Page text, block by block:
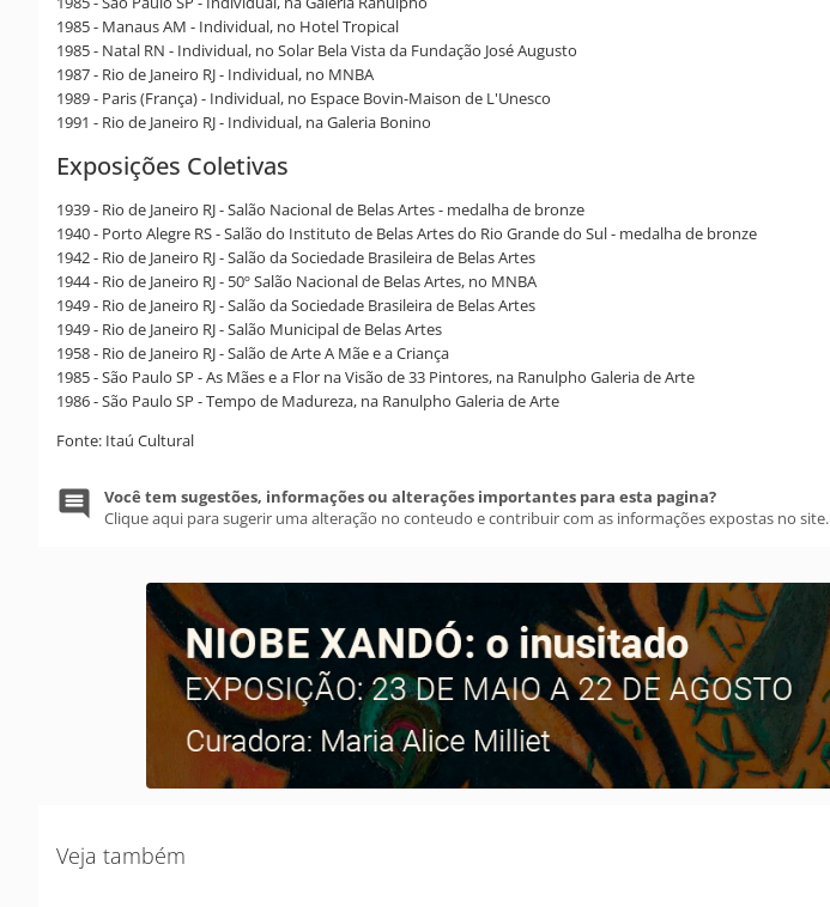
1985 - Manaus AM - Individual, no Hotel Tropical
1985 - Natal RN - Individual, no Solar Bela Vista da Fundação José Augusto
1987 - Rio de Janeiro RJ - Individual, no MNBA
1989 - Paris (França) - Individual, no Espace Bovin-Maison de L'Unesco
1991 - Rio de Janeiro RJ - Individual, na Galeria Bonino
Exposições Coletivas
1939 - Rio de Janeiro RJ - Salão Nacional de Belas Artes - medalha de bronze
1940 - Porto Alegre RS - Salão do Instituto de Belas Artes do Rio Grande do Sul - medalha de bronze
1942 - Rio de Janeiro RJ - Salão da Sociedade Brasileira de Belas Artes
1944 - Rio de Janeiro RJ - 50º Salão Nacional de Belas Artes, no MNBA
1949 - Rio de Janeiro RJ - Salão da Sociedade Brasileira de Belas Artes
1949 - Rio de Janeiro RJ - Salão Municipal de Belas Artes
1958 - Rio de Janeiro RJ - Salão de Arte A Mãe e a Criança
1985 - São Paulo SP - As Mães e a Flor na Visão de 33 Pintores, na Ranulpho Galeria de Arte
1986 - São Paulo SP - Tempo de Madureza, na Ranulpho Galeria de Arte
Fonte: Itaú Cultural
Você tem sugestões, informações ou alterações importantes para esta pagina?
Clique aqui para sugerir uma alteração no conteudo e contribuir com as informações expostas no site.
Veja também